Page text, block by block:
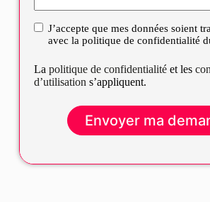
RGPDJ’accepte que mes données soient
avec la politique de confidentialité
La politique de confidentialitéet les
d’utilisation s’appliquent.